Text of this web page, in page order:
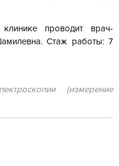
проводит врач-
Стаж работы: 7
(измерение